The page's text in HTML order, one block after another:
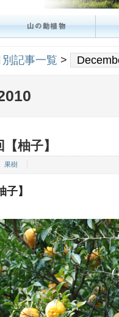
別記事一覧 >
柚子】
果樹
】